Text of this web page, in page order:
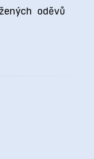
oděvů